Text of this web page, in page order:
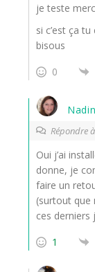
je teste
si c’est ça
bisous
0
Répondre à
Oui j’ai
donne, je
faire un
(surtout que
ces derniers
1